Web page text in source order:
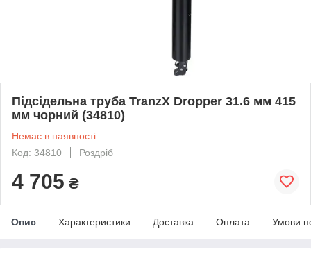
Підсідельна труба TranzX Dropper 31.6 мм 415
мм чорний (34810)
Немає в наявності
Код: 34810
Роздріб
4 705 ₴
Опис Характеристики Доставка Оплата Умови